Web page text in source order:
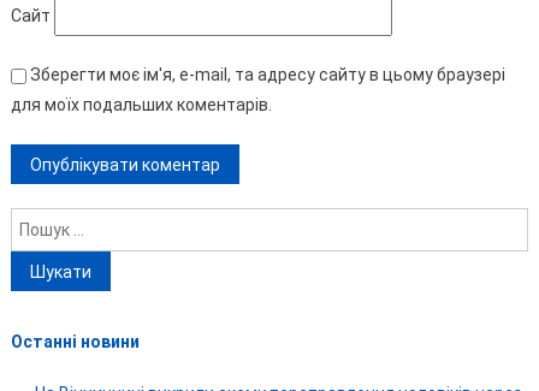
Сайт
Зберегти моє ім'я, e-mail, та адресу сайту в цьому браузері
для моїх подальших коментарів.
Пошук:
Останні новини